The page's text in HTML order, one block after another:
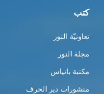
كتب
تعاونيّة النور
مجلة النور
مكتبة بانياس
منشورات دير الحرف